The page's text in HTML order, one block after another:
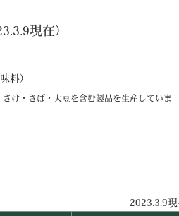
現在）
料）
け・さば・大豆を含む製品を生産していま
2023.3.9